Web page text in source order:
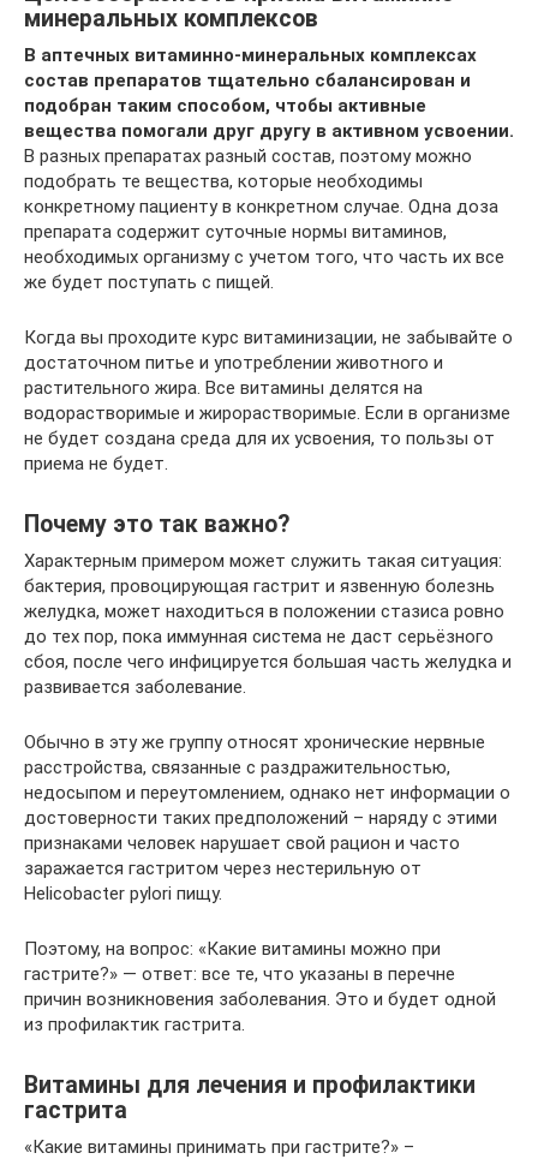
минеральных комплексов
В аптечных витаминно-минеральных комплексах
состав препаратов тщательно сбалансирован и
подобран таким способом, чтобы активные
вещества помогали друг другу в активном усвоении.
В разных препаратах разный состав, поэтому можно
подобрать те вещества, которые необходимы
конкретному пациенту в конкретном случае. Одна доза
препарата содержит суточные нормы витаминов,
необходимых организму с учетом того, что часть их все
же будет поступать с пищей.
Когда вы проходите курс витаминизации, не забывайте о
достаточном питье и употреблении животного и
растительного жира. Все витамины делятся на
водорастворимые и жирорастворимые. Если в организме
не будет создана среда для их усвоения, то пользы от
приема не будет.
Почему это так важно?
Характерным примером может служить такая ситуация:
бактерия, провоцирующая гастрит и язвенную болезнь
желудка, может находиться в положении стазиса ровно
до тех пор, пока иммунная система не даст серьёзного
сбоя, после чего инфицируется большая часть желудка и
развивается заболевание.
Обычно в эту же группу относят хронические нервные
расстройства, связанные с раздражительностью,
недосыпом и переутомлением, однако нет информации о
достоверности таких предположений – наряду с этими
признаками человек нарушает свой рацион и часто
заражается гастритом через нестерильную от
Helicobacter pylori пищу.
Поэтому, на вопрос: «Какие витамины можно при
гастрите?» — ответ: все те, что указаны в перечне
причин возникновения заболевания. Это и будет одной
из профилактик гастрита.
Витамины для лечения и профилактики
гастрита
«Какие витамины принимать при гастрите?» –